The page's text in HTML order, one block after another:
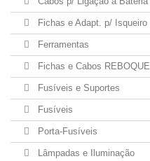
Fichas e Adapt. p/ Isqueiro
Ferramentas
Fichas e Cabos REBOQUE
Fusíveis e Suportes
Fusíveis
Porta-Fusíveis
Lâmpadas e Iluminação